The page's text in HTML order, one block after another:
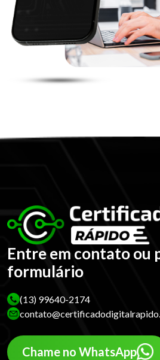
Entre em contato ou
formulário
(13) 99640-2174
Chame no WhatsApp